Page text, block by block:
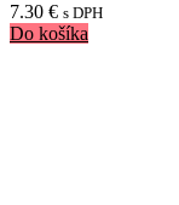
7.30 € s DPH
Do košíka